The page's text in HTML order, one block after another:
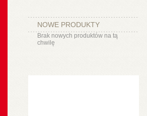
NOWE PRODUKTY
Brak nowych produktów na tą
chwilę